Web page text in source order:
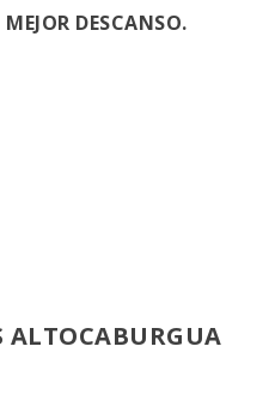
DESCANSO.
ALTOCABURGUA